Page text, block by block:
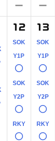
－
－
12
SOK
Y1P
○
SOK
Y2P
○
RKY
○
13
SOK
Y1P
○
SOK
Y2P
○
RKY
○